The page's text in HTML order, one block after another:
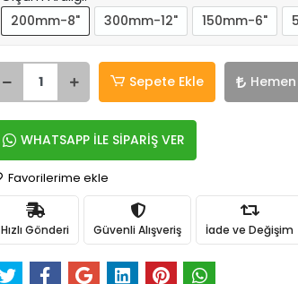
200mm-8"
300mm-12" 150mm-6"
Sepete Ekle
WHATSAPP İLE SİPARİŞ VER
Favorilerime ekle
Hızlı Gönderi Güvenli Alışveriş İade ve Değişim